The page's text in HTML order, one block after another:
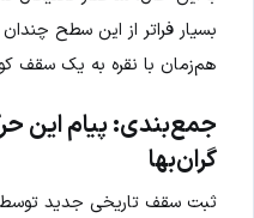
بسیار فراتر از این سطح
هم‌زمان با نقره به یک سقف
جمع‌بندی: پیام این
گران‌بها
ثبت سقف تاریخی جدید